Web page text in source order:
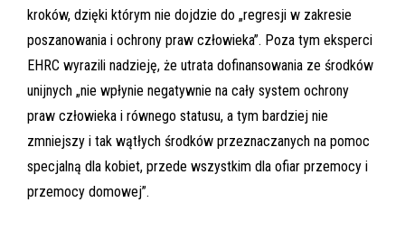
kroków, dzięki którym nie dojdzie do „regresji w zakresie
poszanowania i ochrony praw człowieka”. Poza tym eksperci
EHRC wyrazili nadzieję, że utrata dofinansowania ze środków
unijnych „nie wpłynie negatywnie na cały system ochrony
praw człowieka i równego statusu, a tym bardziej nie
zmniejszy i tak wątłych środków przeznaczanych na pomoc
specjalną dla kobiet, przede wszystkim dla ofiar przemocy i
przemocy domowej”.